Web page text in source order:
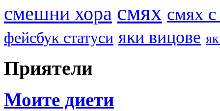
смешни хора смях смях
фейсбук статуси яки вицове
Приятели
Моите диети